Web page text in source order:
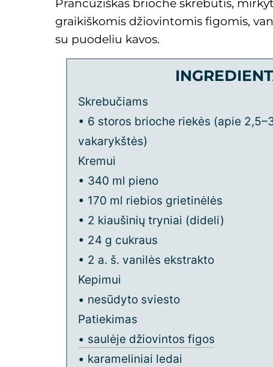
Prancūziškas brioche skrebutis,
graikiškomis džiovintomis figomis,
su puodeliu kavos.
Skrebučiams
• 6 storos brioche riekės (apie
vakarykštės)
Kremui
• 340 ml pieno
• 170 ml riebios grietinėlės
• 2 kiaušinių tryniai (dideli)
• 24 g cukraus
• 2 a. š. vanilės ekstrakto
Kepimui
• nesūdyto sviesto
Patiekimas
• saulėje džiovintos figos
• karameliniai ledai